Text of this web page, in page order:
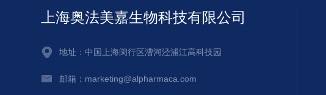
上海奥法美嘉生物科技有限公司
地址：中国上海闵行区漕河泾浦江高科技园
邮箱：marketing@alpharmaca.com